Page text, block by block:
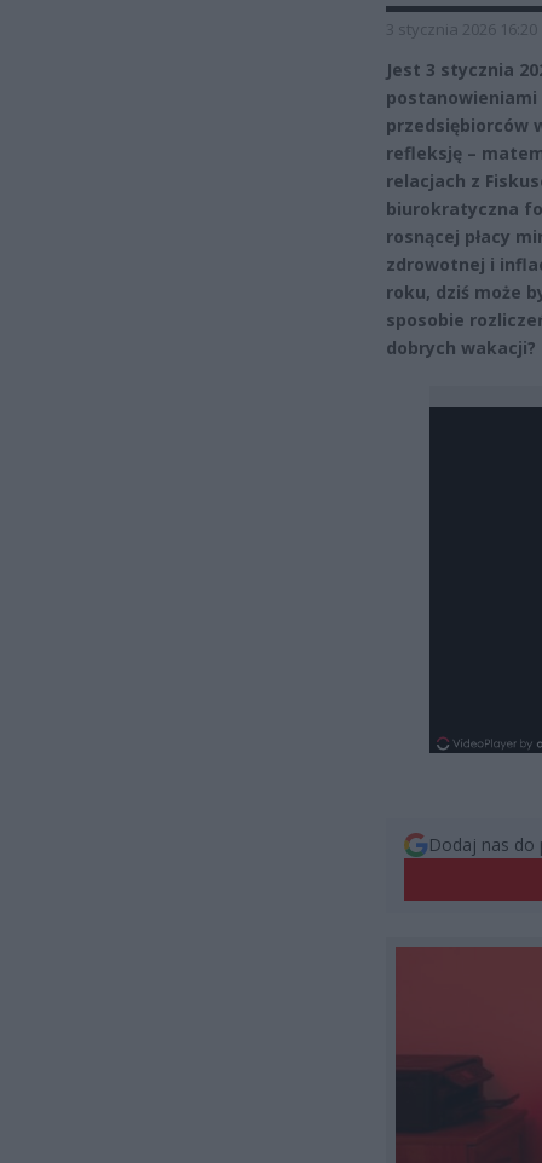
3 stycznia 2026 16:20
Jest 3 stycznia
postanowieniami
przedsiębiorców
refleksję –
relacjach z
biurokratyczna
rosnącej płacy
zdrowotnej i
roku, dziś może
sposobie
dobrych wakacji?
Dodaj nas do